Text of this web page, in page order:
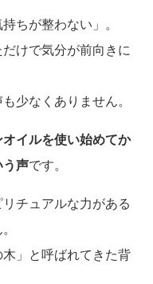
ちが整わない」。
けで気分が前向きに
少なくありません。
オイルを使い始めてか
う声です。
チュアルな力がある
」と呼ばれてきた背